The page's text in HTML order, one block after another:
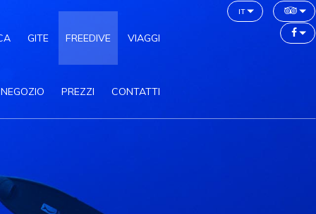
GITE FREEDIVE VIAGGI
NEGOZIO PREZZI CONTATTI
it